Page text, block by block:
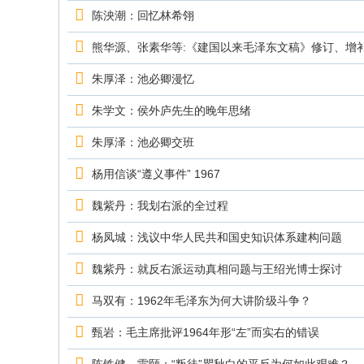
究
陈泱潮：回忆林希翎
熊华源、张素华等:《建国以来毛泽东文稿》修订、增
朱厚泽：池必卿漫忆
朱学文：侯外庐先生的晚年思绪
朱厚泽：池必卿交班
杨用信谈“遵义事件” 1967
魏紫丹：我划右派的全过程
杨凤城：浅议中华人民共和国史知识体系建构问题
魏紫丹：就反右派运动真相问题与王绍光博士探讨
马双有：1962年毛泽东为何大讲阶级斗争？
甄岩：毛主席批评1964年形“左”而实右的错误